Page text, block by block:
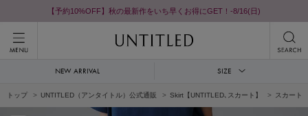
【予約10%OFF】秋の最新作をいち早くお得にGET！-8/16(日)
NEW ARRIVAL SIZE
トップ UNTITLED（アンタイトル）公式通販 Skirt【UNTITLED､スカート】 スカート